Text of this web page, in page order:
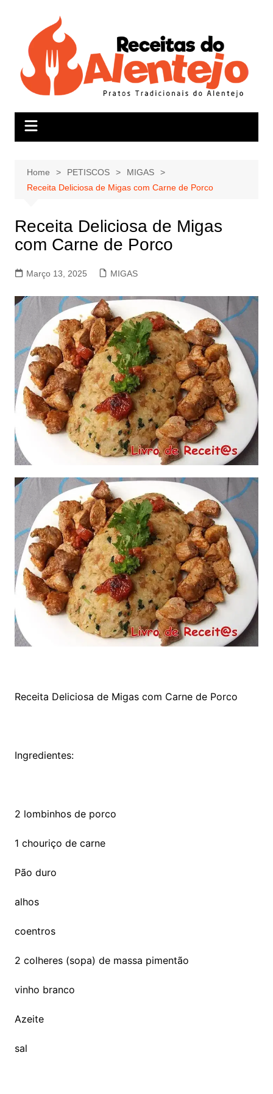
Home PETISCOS
MIGAS
Receita Deliciosa de Migas com Carne de Porco
Receita Deliciosa de Migas
com Carne de Porco
Março 13, 2025 MIGAS
Receita Deliciosa de Migas com Carne de Porco
Ingredientes:
2 lombinhos de porco
1 chouriço de carne
Pão duro
alhos
coentros
2 colheres (sopa) de massa pimentão
vinho branco
Azeite
sal